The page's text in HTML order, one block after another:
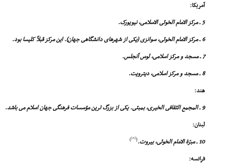
آمریکا:
5 ـ مرکز الامام الخوئى الاسلامى، نیویورک.
6 ـ مرکز الامام الخوئى، سوانزى (یکى از شهرهاى دانشگاهى جهان). این مرکز قبلاً کلیسا بود.
7 ـ مسجد و مرکز اسلامى، لوس آنجلس.
8 ـ مسجد و مرکز اسلامى، دیترویت.
هند:
9 ـ المجمع الثقافى الخیرى، بمبئى. یکى از بزرگ ترین مؤسسات فرهنگى جهان اسلام مى باشد.
لبنان:
10 ـ مبرّة الامام الخوئى، بیروت.
(
[25]
)
فرانسه: